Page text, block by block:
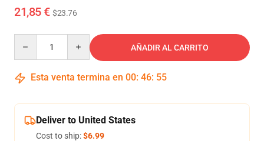
21,85 € $23.76
AÑADIR AL CARRITO
Esta venta termina en 00: 46: 54
Deliver to United States
Cost to ship:$6.99